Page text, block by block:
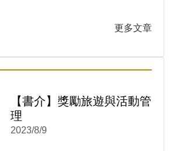
更多文章
【書介】獎勵旅遊與活動管
理
2023/8/9